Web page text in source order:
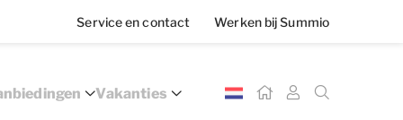
Service en contact Werken bij Summio
Vakanties